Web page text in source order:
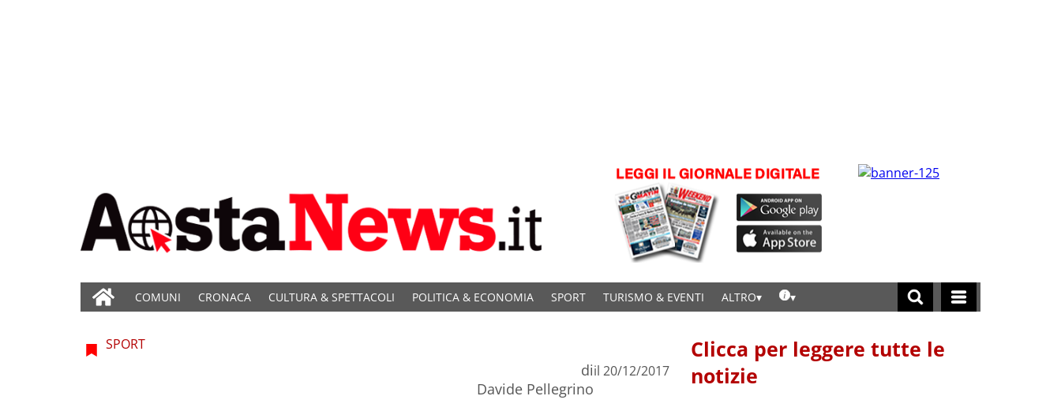
COMUNI CRONACA CULTURA & SPETTACOLI POLITICA & ECONOMIA SPORT TURISMO & EVENTI ALTRO
SPORT
di
Davide Pellegrino
il 20/12/2017
Clicca per leggere tutte le
notizie